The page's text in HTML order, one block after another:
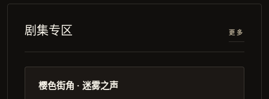
剧集专区 更多
连载中
124分钟
樱色街角 · 迷雾之声